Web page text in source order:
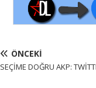
ÖNCEKI
SEÇİME DOĞRU AKP: